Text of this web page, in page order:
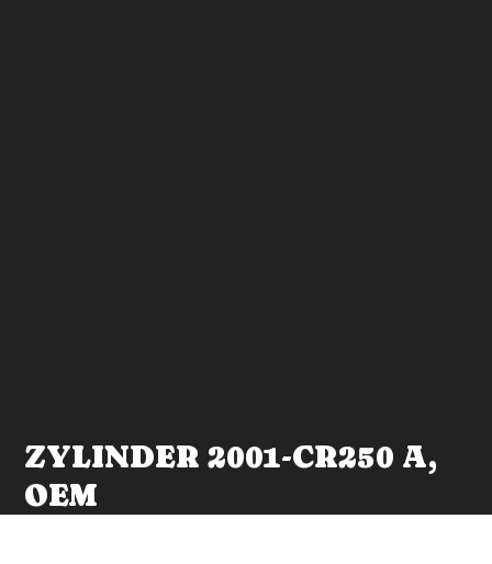
ZYLINDER 2001-CR250 A,
OEM